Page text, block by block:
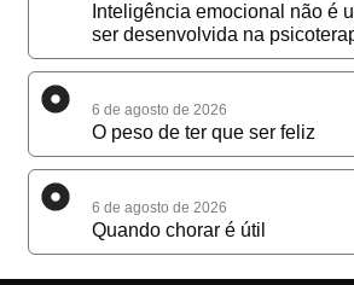
Inteligência emocional não é
ser desenvolvida na
6 de agosto de 2026
O peso de ter que ser feliz
6 de agosto de 2026
Quando chorar é útil